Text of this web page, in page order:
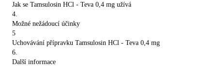
Jak se Tamsulosin HCl - Teva 0,4 mg užívá
4.
Možné nežádoucí účinky
5
Uchovávání přípravku Tamsulosin HCl - Teva 0,4 mg
6.
Další informace